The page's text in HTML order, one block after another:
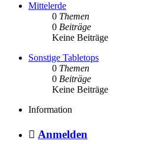
Mittelerde
0 Themen
0 Beiträge
Keine Beiträge
Sonstige Tabletops
0 Themen
0 Beiträge
Keine Beiträge
Information
Anmelden